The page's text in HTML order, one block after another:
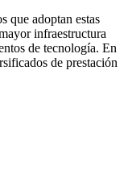
que adoptan estas
infraestructura
de tecnología. En
de prestación